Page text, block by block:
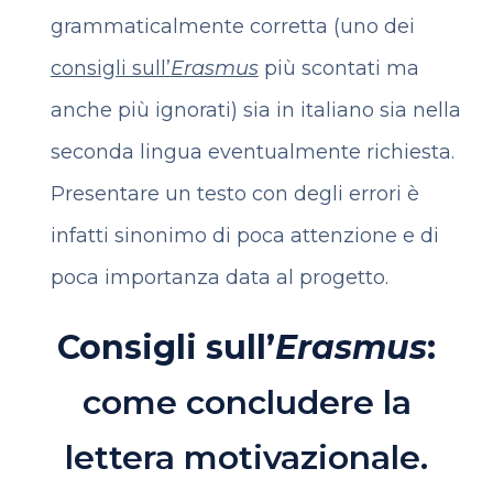
grammaticalmente corretta (uno dei
consigli sull’Erasmuspiù scontati ma
anche più ignorati) sia in italiano sia nella
seconda lingua eventualmente richiesta.
Presentare un testo con degli errori è
infatti sinonimo di poca attenzione e di
poca importanza data al progetto.
Consigli sull’Erasmus:
come concludere la
lettera motivazionale.